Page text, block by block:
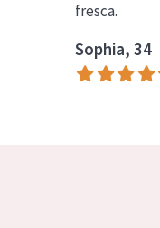
fresca.
Sophia, 34